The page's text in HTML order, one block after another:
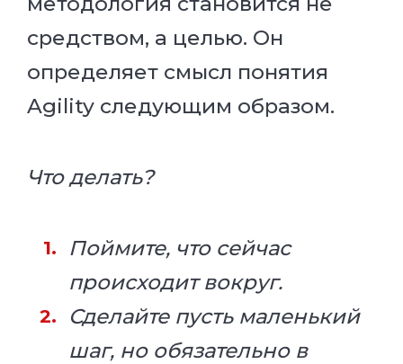
средством, а целью. Он
определяет смысл понятия
Agility следующим образом.
Что делать?
Поймите, что сейчас
происходит вокруг.
Сделайте пусть маленький
шаг, но обязательно в